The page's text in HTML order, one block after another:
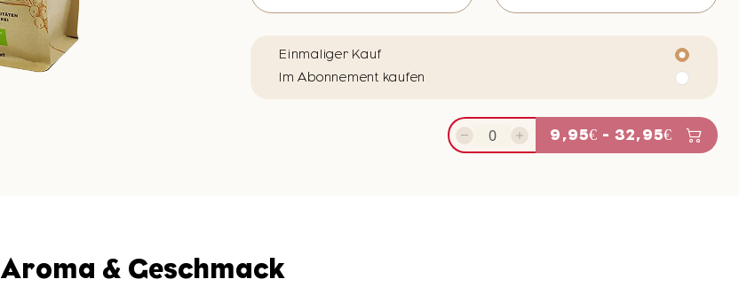
Einmaliger Kauf
Im Abonnement kaufen
9,95€ - 32,95€
Aroma & Geschmack